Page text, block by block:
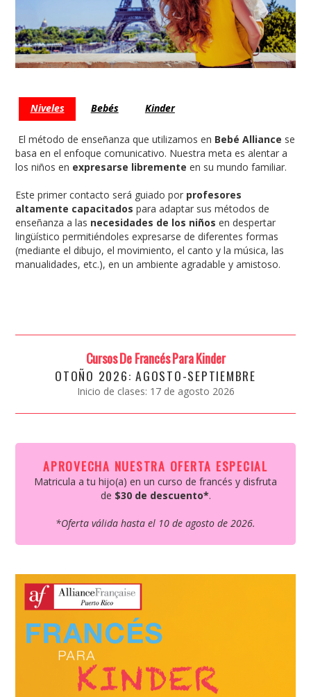
Niveles Bebés Kinder
El método de enseñanza que utilizamos en Bebé Alliance se
basa en el enfoque comunicativo. Nuestra meta es alentar a
los niños en expresarse libremente en su mundo familiar.
Este primer contacto será guiado por profesores
altamente capacitados para adaptar sus métodos de
enseñanza a las necesidades de los niños en despertar
lingüístico permitiéndoles expresarse de diferentes formas
(mediante el dibujo, el movimiento, el canto y la música, las
manualidades, etc.), en un ambiente agradable y amistoso.
Cursos De Francés Para Kinder
OTOÑO 2026: AGOSTO-SEPTIEMBRE
Inicio de clases: 17 de agosto 2026
APROVECHA NUESTRA OFERTA ESPECIAL
Matricula a tu hijo(a) en un curso de francés y disfruta
de $30 de descuento*.
*Oferta válida hasta el 10 de agosto de 2026.